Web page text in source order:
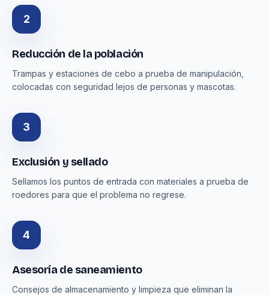
2
Reducción de la población
Trampas y estaciones de cebo a prueba de manipulación,
colocadas con seguridad lejos de personas y mascotas.
3
Exclusión y sellado
Sellamos los puntos de entrada con materiales a prueba de
roedores para que el problema no regrese.
4
Asesoría de saneamiento
Consejos de almacenamiento y limpieza que eliminan la